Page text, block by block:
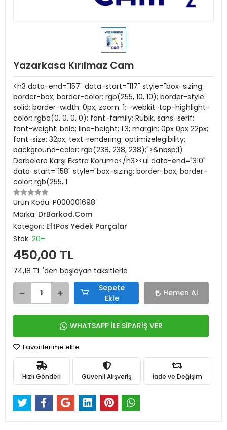
Yazarkasa Kırılmaz Cam
<h3 data-end="157" data-start="117" style="box-sizing:
border-box; border-color: rgb(255, 10, 10); border-style:
solid; border-width: 0px; zoom: 1; -webkit-tap-highlight-
color: rgba(0, 0, 0, 0); font-family: Rubik, sans-serif;
font-weight: bold; line-height: 1.3; margin: 0px 0px 22px;
font-size: 32px; text-rendering: optimizelegibility;
background-color: rgb(238, 238, 238);">&nbsp;1)
Darbelere Karşı Ekstra Koruma</h3><ul data-end="310"
data-start="158" style="box-sizing: border-box; border-
color: rgb(255, 1
Ürün Kodu: P000001698
Marka: DrBarkod.Com
Kategori: EftPos Yedek Parçalar
Stok: 20+
450,00 TL
74,18 TL 'den başlayan taksitlerle
Sepete
Ekle
Hemen Al
WHATSAPP İLE SİPARİŞ VER
Favorilerime ekle
Hızlı Gönderi Güvenli Alışveriş İade ve Değişim